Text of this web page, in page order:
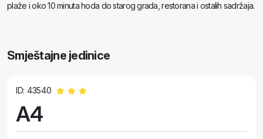
plaže i oko 10 minuta hoda do starog grada, restorana i ostalih sadržaja.
Smještajne jedinice
ID: 43540
A4